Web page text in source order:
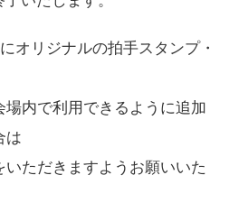
オリジナルの拍手スタンプ・
内で利用できるように追加
は
いただきますようお願いいた